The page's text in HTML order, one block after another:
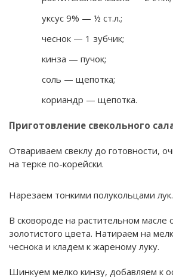
уксус 9% — ½ ст.л.;
чеснок — 1 зубчик;
кинза — пучок;
соль — щепотка;
кориандр — щепотка.
Приготовление свекольного
Отвариваем свеклу до готовности,
на терке по-корейски.
Нарезаем тонкими полукольцами лук.
В сковороде на растительном масле
золотистого цвета. Натираем на
чеснока и кладем к жареному луку.
Шинкуем мелко кинзу, добавляем к